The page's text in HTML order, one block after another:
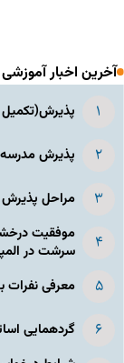
آخرین اخبار آموزشی
پذیرش
مراحل پذیرش
موفقیت
سرشت در
معرفی نفرات
گردهمایی